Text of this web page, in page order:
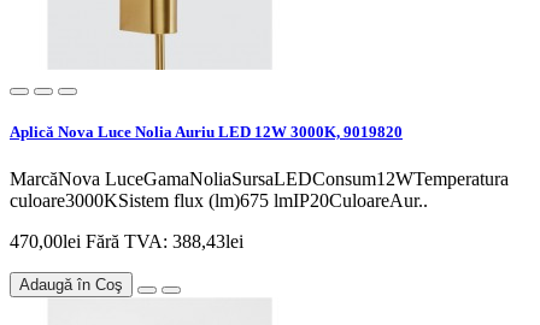
Aplică Nova Luce Nolia Auriu LED 12W 3000K, 9019820
MarcăNova LuceGamaNoliaSursaLEDConsum12WTemperatura
culoare3000KSistem flux (lm)675 lmIP20CuloareAur..
470,00lei Fără TVA: 388,43lei
Adaugă în Coş